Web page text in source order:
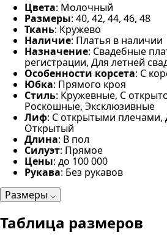
Цвета: Молочный
Размеры: 40, 42, 44, 46, 48
Ткань: Кружево
Наличие: Платья в наличии
Назначение: Свадебные
регистрации, Для летней
Особенности корсета: С
Юбка: Прямого кроя
Стиль: Кружевные, С
Роскошные, Эксклюзивные
Лиф: С открытыми плечами,
Открытый
Длина: В пол
Силуэт: Прямое
Цены: до 100 000
Рукава: Без рукавов
Размеры
Таблица размеров